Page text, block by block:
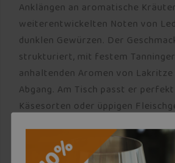
Anklängen an aromatische
weiterentwickelten Noten von
dunklen Gewürzen. Der
strukturiert, mit festem
anhaltenden Aromen von Lakritze
Abgang. Am Tisch passt er
Käsesorten oder üppigen